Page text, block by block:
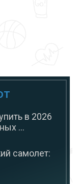
в 2026
...
самолет: